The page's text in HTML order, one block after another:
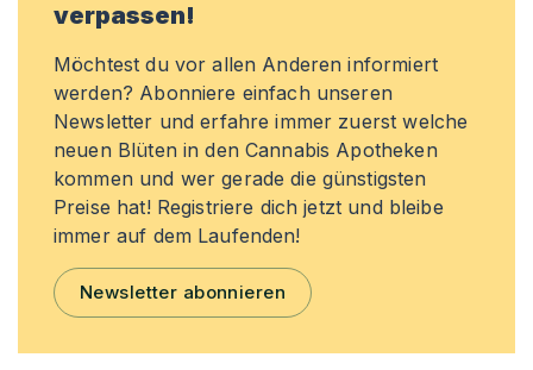
verpassen!
Möchtest du vor allen Anderen informiert
werden? Abonniere einfach unseren
Newsletter und erfahre immer zuerst welche
neuen Blüten in den Cannabis Apotheken
kommen und wer gerade die günstigsten
Preise hat! Registriere dich jetzt und bleibe
immer auf dem Laufenden!
Newsletter abonnieren